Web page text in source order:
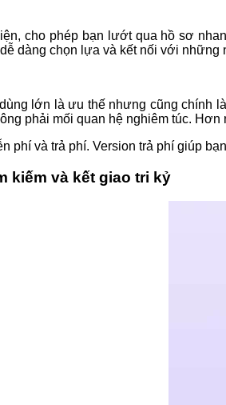
cho phép bạn lướt qua hồ sơ
dàng chọn lựa và kết nối với những
lớn là ưu thế nhưng cũng chính
phải mối quan hệ nghiêm túc.
phí và trả phí. Version trả phí giúp
kiếm và kết giao tri kỷ